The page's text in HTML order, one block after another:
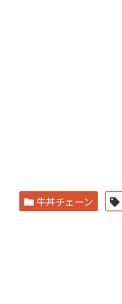
牛丼チェーン